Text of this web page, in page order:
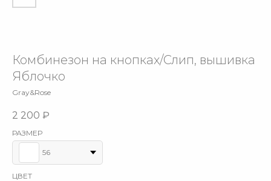
Комбинезон на кнопках/Слип, вышивка
Яблочко
Gray&Rose
2 200 ₽
РАЗМЕР
56
ЦВЕТ